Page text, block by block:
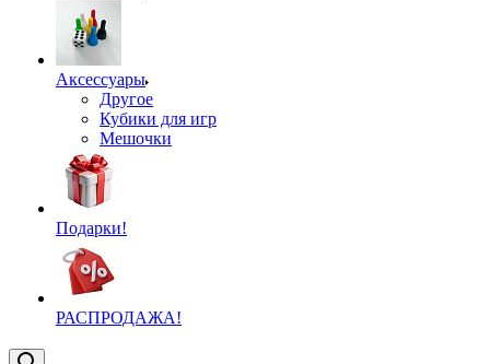
Аксессуары
Другое
Кубики для игр
Мешочки
Подарки!
РАСПРОДАЖА!